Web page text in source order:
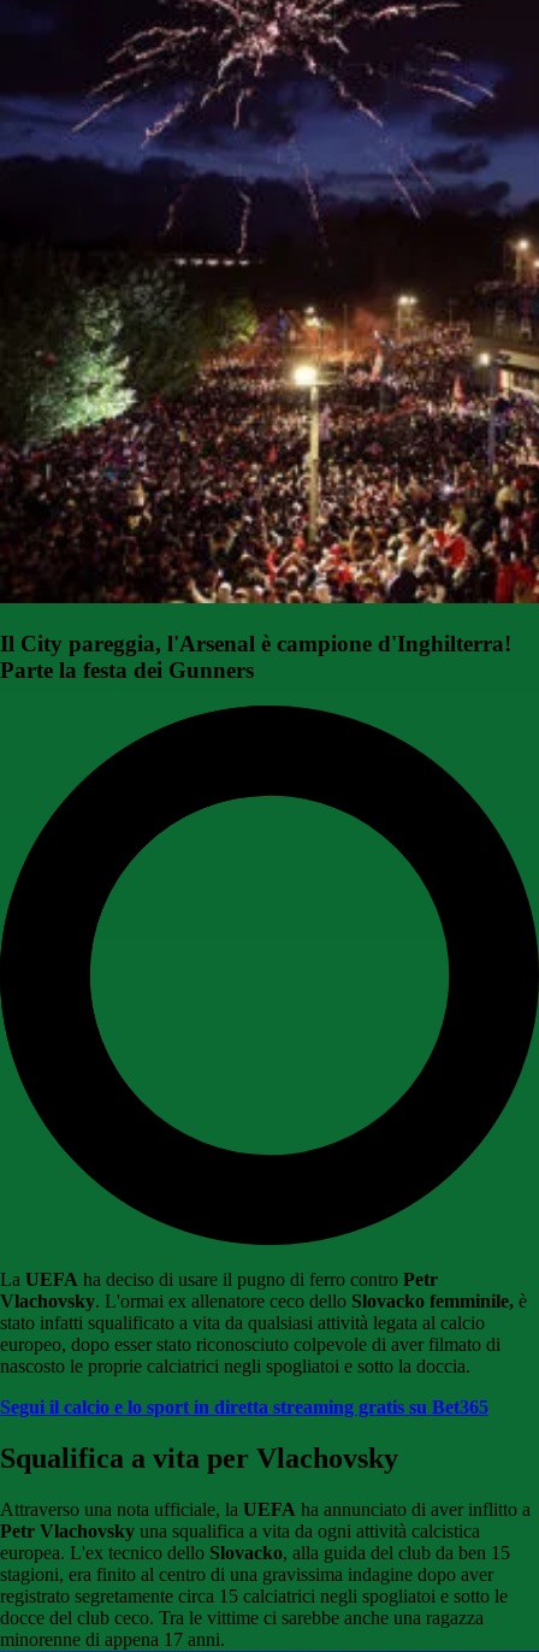
Il City pareggia, l'Arsenal è campione d'Inghilterra!
Parte la festa dei Gunners
La UEFA ha deciso di usare il pugno di ferro contro Petr
Vlachovsky. L'ormai ex allenatore ceco dello Slovacko femminile, è
stato infatti squalificato a vita da qualsiasi attività legata al calcio
europeo, dopo esser stato riconosciuto colpevole di aver filmato di
nascosto le proprie calciatrici negli spogliatoi e sotto la doccia.
Segui il calcio e lo sport in diretta streaming gratis su Bet365
Squalifica a vita per Vlachovsky
Attraverso una nota ufficiale, la UEFA ha annunciato di aver inflitto a
Petr Vlachovsky una squalifica a vita da ogni attività calcistica
europea. L'ex tecnico dello Slovacko, alla guida del club da ben 15
stagioni, era finito al centro di una gravissima indagine dopo aver
registrato segretamente circa 15 calciatrici negli spogliatoi e sotto le
docce del club ceco. Tra le vittime ci sarebbe anche una ragazza
minorenne di appena 17 anni.